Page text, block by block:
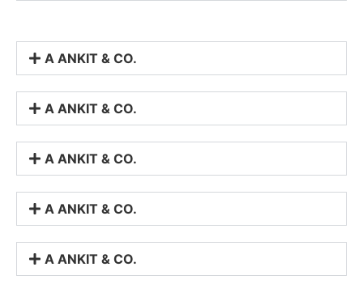
A ANKIT & CO.
A ANKIT & CO.
A ANKIT & CO.
A ANKIT & CO.
A ANKIT & CO.